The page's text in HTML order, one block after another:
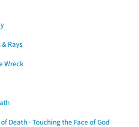
Rays
Wreck
Death - Touching the Face of God